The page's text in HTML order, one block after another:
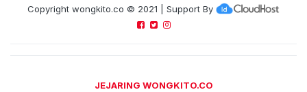
Copyright wongkito.co © 2021 | Support By
JEJARING WONGKITO.CO